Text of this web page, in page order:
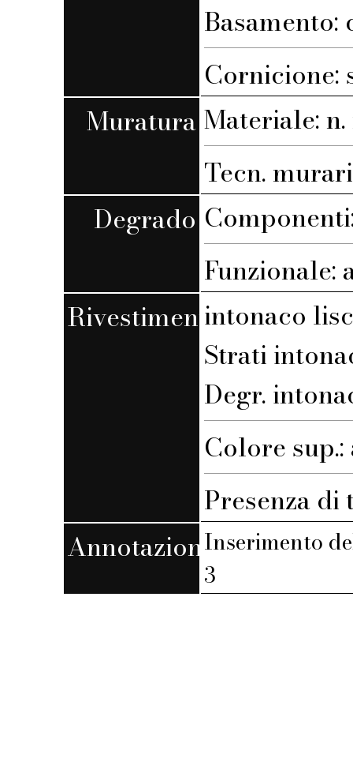
Cornicione:
Muratura Materiale: n.
Tecn.
Degrado
Funzionale:
Rivestimentointonaco
Strati
Degr.
Colore sup.:
Presenza
AnnotazioniInserimento
3